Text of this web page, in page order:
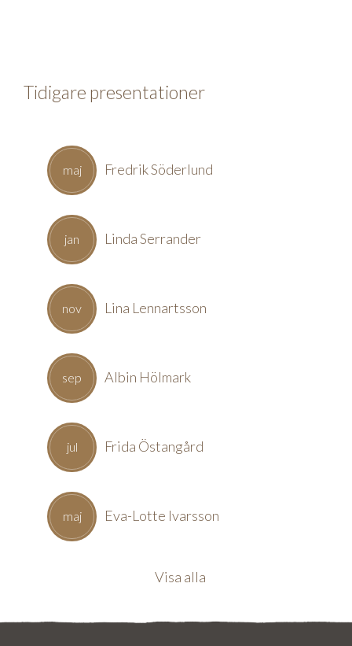
Tidigare presentationer
maj Fredrik Söderlund
jan Linda Serrander
nov Lina Lennartsson
sep Albin Hölmark
jul Frida Östangård
maj Eva-Lotte Ivarsson
Visa alla